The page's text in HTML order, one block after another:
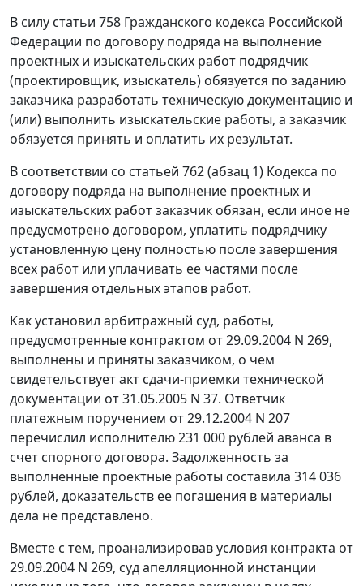
В силу статьи 758 Гражданского кодекса Российской
Федерации по договору подряда на выполнение
проектных и изыскательских работ подрядчик
(проектировщик, изыскатель) обязуется по заданию
заказчика разработать техническую документацию и
(или) выполнить изыскательские работы, а заказчик
обязуется принять и оплатить их результат.
В соответствии со статьей 762 (абзац 1) Кодекса по
договору подряда на выполнение проектных и
изыскательских работ заказчик обязан, если иное не
предусмотрено договором, уплатить подрядчику
установленную цену полностью после завершения
всех работ или уплачивать ее частями после
завершения отдельных этапов работ.
Как установил арбитражный суд, работы,
предусмотренные контрактом от 29.09.2004 N 269,
выполнены и приняты заказчиком, о чем
свидетельствует акт сдачи-приемки технической
документации от 31.05.2005 N 37. Ответчик
платежным поручением от 29.12.2004 N 207
перечислил исполнителю 231 000 рублей аванса в
счет спорного договора. Задолженность за
выполненные проектные работы составила 314 036
рублей, доказательств ее погашения в материалы
дела не представлено.
Вместе с тем, проанализировав условия контракта от
29.09.2004 N 269, суд апелляционной инстанции